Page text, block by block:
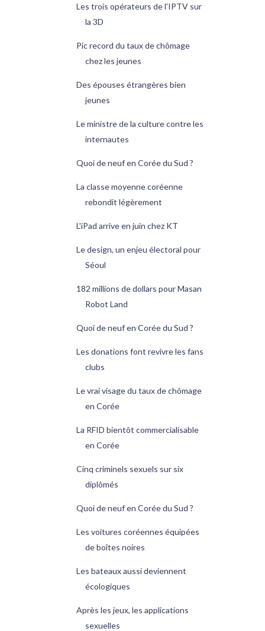
Les trois opérateurs de l'IPTV sur
la 3D
Pic record du taux de chômage
chez les jeunes
Des épouses étrangères bien
jeunes
Le ministre de la culture contre les
internautes
Quoi de neuf en Corée du Sud ?
La classe moyenne coréenne
rebondit légèrement
L'iPad arrive en juin chez KT
Le design, un enjeu électoral pour
Séoul
182 millions de dollars pour Masan
Robot Land
Quoi de neuf en Corée du Sud ?
Les donations font revivre les fans
clubs
Le vrai visage du taux de chômage
en Corée
La RFID bientôt commercialisable
en Corée
Cinq criminels sexuels sur six
diplômés
Quoi de neuf en Corée du Sud ?
Les voitures coréennes équipées
de boîtes noires
Les bateaux aussi deviennent
écologiques
Après les jeux, les applications
sexuelles